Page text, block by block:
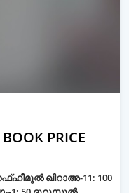
PRICE
ഖിറാഅ-11: 100